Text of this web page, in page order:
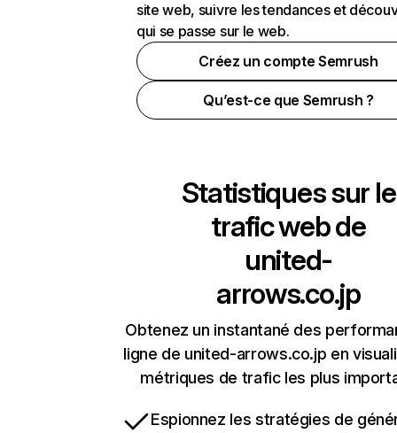
site web, suivre les tendances et
qui se passe sur le web.
Créez un compte Semrush
Qu’est-ce que Semrush ?
Statistiques sur le
trafic web de
united-
arrows.co.jp
Obtenez un instantané des
ligne de united-arrows.co.jp en
métriques de trafic les plus
Espionnez les stratégies de